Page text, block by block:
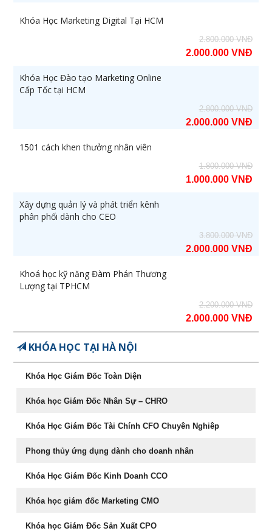
Khóa Học Marketing Digital Tại HCM
2.800.000 VNĐ
2.000.000 VNĐ
Khóa Học Đào tạo Marketing Online
Cấp Tốc tại HCM
2.800.000 VNĐ
2.000.000 VNĐ
1501 cách khen thưởng nhân viên
1.800.000 VNĐ
1.000.000 VNĐ
Xây dựng quản lý và phát triển kênh
phân phối dành cho CEO
3.800.000 VNĐ
2.000.000 VNĐ
Khoá học kỹ năng Đàm Phán Thương
Lượng tại TPHCM
2.200.000 VNĐ
2.000.000 VNĐ
KHÓA HỌC TẠI HÀ NỘI
Khóa Học Giám Đốc Toàn Diện
Khóa học Giám Đốc Nhân Sự – CHRO
Khóa Học Giám Đốc Tài Chính CFO Chuyên Nghiêp
Phong thủy ứng dụng dành cho doanh nhân
Khóa Học Giám Đốc Kinh Doanh CCO
Khóa học giám đốc Marketing CMO
Khóa học Giám Đốc Sản Xuất CPO
hiệu quả (-50%)
nghiệp (-50% còn 5.400.000đ)
28/10/2026
3.400.000đ)